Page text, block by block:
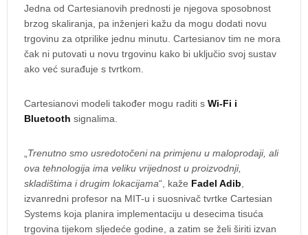
Jedna od Cartesianovih prednosti je njegova sposobnost
brzog skaliranja, pa inženjeri kažu da mogu dodati novu
trgovinu za otprilike jednu minutu. Cartesianov tim ne mora
čak ni putovati u novu trgovinu kako bi uključio svoj sustav
ako već surađuje s tvrtkom.
Cartesianovi modeli također mogu raditi s Wi-Fi i
Bluetooth signalima.
Trenutno smo usredotočeni na primjenu u maloprodaji, ali
ova tehnologija ima veliku vrijednost u proizvodnji,
skladištima i drugim lokacijama“, kaže Fadel Adib
izvanredni profesor na MIT-u i suosnivač tvrtke Cartesian
Systems koja planira implementaciju u desecima tisuća
trgovina tijekom sljedeće godine, a zatim se želi širiti izvan